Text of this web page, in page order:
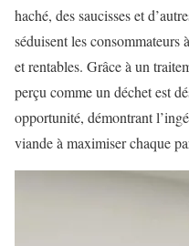
haché, des saucisses et
séduisent les consommateurs
et rentables. Grâce à un
perçu comme un déchet est
opportunité, démontrant
viande à maximiser chaque